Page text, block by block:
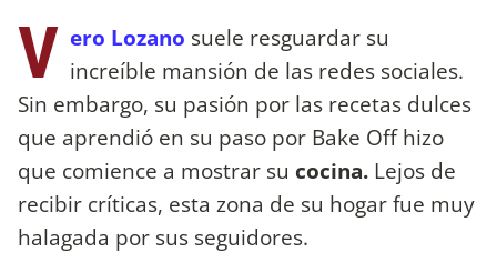
V ero Lozano suele resguardar su
increíble mansión de las redes sociales.
Sin embargo, su pasión por las recetas dulces
que aprendió en su paso por Bake Off hizo
que comience a mostrar su cocina. Lejos de
recibir críticas, esta zona de su hogar fue muy
halagada por sus seguidores.